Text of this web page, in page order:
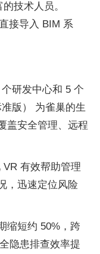
技术人员。
接导入 BIM 系
研发中心和 5 个
版） 为雀巢的生
盖安全管理、远程
有效帮助管理
，迅速定位风险
缩短约 50%，跨
隐患排查效率提